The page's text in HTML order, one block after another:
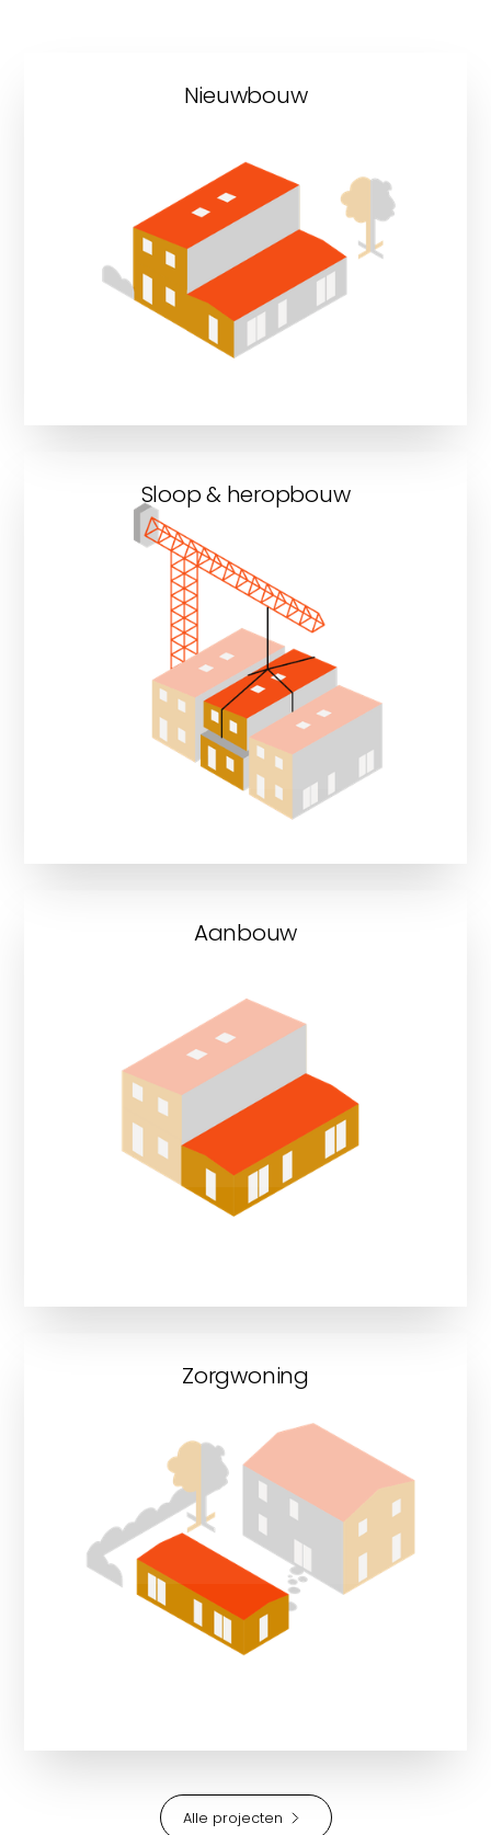
Nieuwbouw
Ontdek onze nieuwbouwprojecten
Sloop & heropbouw
Ontdek onze sloop &
heropbouwprojecten
Aanbouw
Bekijk onze aanbouwprojecten
Zorgwoning
Bekijk onze zorgwoningen
Alle projecten